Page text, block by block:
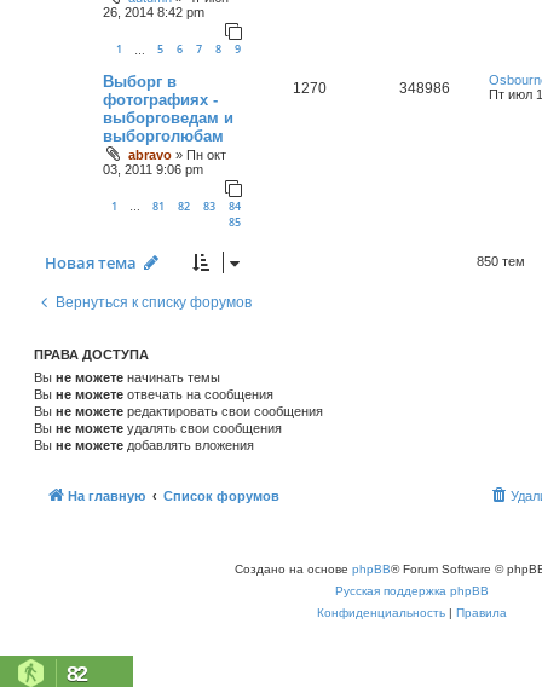
26, 2014 8:42 pm
1 5 6 7 8 9
Выборг в
фотографиях -
выборговедам и
выборголюбам
abravo » Пн окт
03, 2011 9:06 pm
1 … 81 82 83
84
85
1270 348986
Пт июл
Новая тема 850 тем
Вернуться к списку форумов
ПРАВА ДОСТУПА
Вы не можете начинать темы
Вы не можете отвечать на сообщения
Вы не можете редактировать свои сообщения
Вы не можете удалять свои сообщения
Вы не можете добавлять вложения
На главную Список форумов
Создано на основе phpBB® Forum Software ©
Русская поддержка phpBB
Конфиденциальность | Правила
82